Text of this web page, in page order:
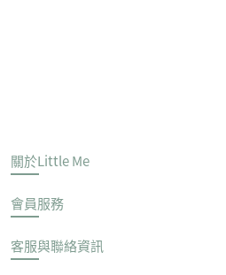
關於Little Me
會員服務
客服與聯絡資訊